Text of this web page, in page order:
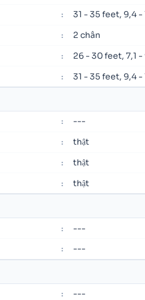
: 31 - 35 feet, 9,4 -
: 2 chân
: 26 - 30 feet, 7,1 -
: 31 - 35 feet, 9,4 -
: ---
: thật
: thật
: thật
: ---
: ---
: ---